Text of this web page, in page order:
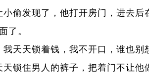
偷发现了，他打开房门，进去后
了。
天天锁着钱，我不开口，谁也别
锁住男人的裤子，把着门不让他